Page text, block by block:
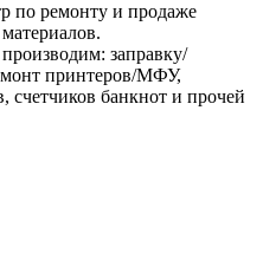
по ремонту и продаже
заправку/
принтеров/МФУ,
счетчиков банкнот и прочей